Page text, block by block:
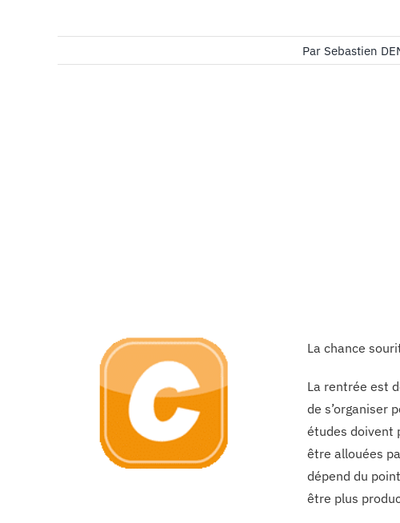
Par Sebastien
La chance
La rentrée est
de s’organiser
études doivent
être allouées
dépend du
être plus